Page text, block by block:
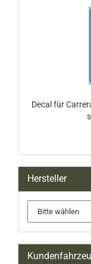
Decal für
Hersteller